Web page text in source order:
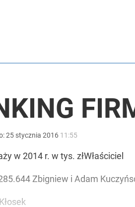
Polacy. Sondaż dla „Wprost”
z Rosji
2 mln wniosków w miesiąc
25 stycznia 2016 11:55
w 2014 r. w tys. złWłaściciel
Zbigniew i Adam